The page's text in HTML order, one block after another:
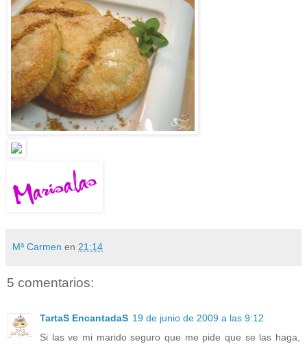
Mª Carmen en 21:14
5 comentarios:
TartaS EncantadaS 19 de junio de 2009 a las 9:12
Si las ve mi marido seguro que me pide que se las haga,